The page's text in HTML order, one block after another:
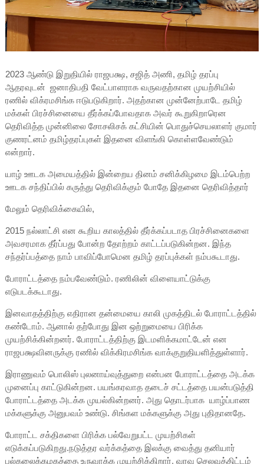
2023 ஆண்டு இறுதியில் ராஜபக்ஷ, சஜித் அணி, தமிழ் தரப்பு
ஆதரவுடன் ஜனாதிபதி வேட்பாளராக வருவதற்கான முயற்சியில்
ரணில் விக்ரமசிங்க ஈடுபடுகிறார். அதற்கான முன்னேற்பாடே தமிழ்
மக்கள் பிரச்சினையை தீர்க்கப்போவதாக அவர் கூறுகிறாரென
தெரிவித்த முன்னிலை சோசலிசக் கட்சியின் பொதுச்செயலாளர் குமார்
குணரட்னம் தமிழ்தரப்புகள் இதனை விளங்கி கொள்ளவேண்டும்
என்றார்.
யாழ் ஊடக அமையத்தில் இன்றைய தினம் சனிக்கிழமை இடம்பெற்ற
ஊடக சந்திப்பில் கருத்து தெரிவிக்கும் போதே இதனை தெரிவித்தார்
மேலும் தெரிவிக்கையில்,
2015 நல்லாட்சி என கூறிய காலத்தில் தீர்க்கப்படாத பிரச்சினைகளை
அவசரமாக தீர்ப்பது போன்ற தோற்றம் காட்டப்படுகின்றன. இந்த
சந்தர்ப்பத்தை நாம் பாவிப்போமென தமிழ் தரப்புக்கள் நம்பகூடாது.
போராட்டத்தை நம்பவேண்டும். ரணிலின் விளையாட்டுக்கு
எடுபடக்கூடாது.
இனவாதத்திற்கு எதிரான தன்மையை காலி முகத்திடல் போராட்டத்தில்
கண்டோம். ஆனால் தற்போது இன ஒற்றுமையை பிரிக்க
முயற்சிக்கின்றனர். போராட்டத்திற்கு இடமளிக்கமாட்டேன் என
ராஜபக்ஷவினருக்கு ரணில் விக்கிரமசிங்க வாக்குறுதியளித்துள்ளார்.
இராணுவம் பொலிஸ் புலனாய்வுத்துறை என்பன போராட்டத்தை அடக்க
முனைப்பு காட்டுகின்றன. பயங்கரவாத தடைச் சட்டத்தை பயன்படுத்தி
போராட்டத்தை அடக்க முயல்கின்றனர். அது தொடர்பாக யாழ்ப்பாண
மக்களுக்கு அனுபவம் உண்டு. சிங்கள மக்களுக்கு அது புதிதானதே.
போராட்ட சக்திகளை பிரிக்க பல்வேறுபட்ட முயற்சிகள்
எடுக்கப்படுகிறது.நடுத்தர வர்க்கத்தை இலக்கு வைத்து தனியார்
பல்கலைக்கழகத்தை உருவாக்க முயற்சிக்கிறார். வரவு செலவுத்திட்டம்